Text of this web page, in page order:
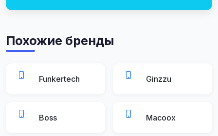
Похожие бренды
Funkertech Ginzzu
Boss Macoox